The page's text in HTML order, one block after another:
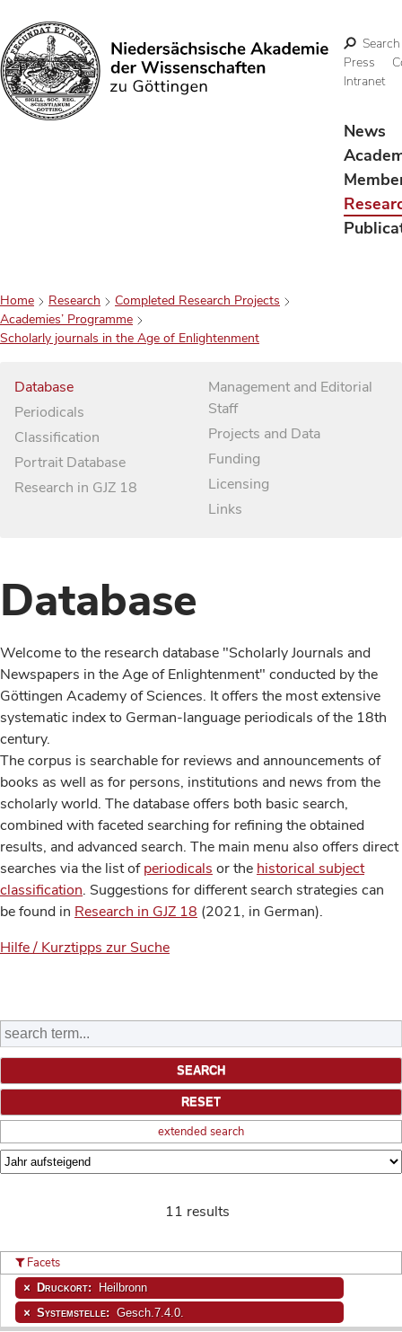
Search
Search
Press
Intranet
News
Home Research
Completed Research Projects
Academies’ Programme
Scholarly journals in the Age of Enlightenment
Database
Periodicals
Classification
Portrait Database
Research in GJZ 18
Management and Editorial
Staff
Projects and Data
Funding
Licensing
Links
Database
Welcome to the research database "Scholarly Journals and
Newspapers in the Age of Enlightenment" conducted by the
Göttingen Academy of Sciences. It offers the most extensive
systematic index to German-language periodicals of the 18th
century.
The corpus is searchable for reviews and announcements of
books as well as for persons, institutions and news from the
scholarly world. The database offers both basic search,
combined with faceted searching for refining the obtained
results, and advanced search. The main menu also offers direct
searches via the list ofperiodicals or the historical subject
classification. Suggestions for different search strategies can
be found in Research in GJZ 18 (2021, in German).
Hilfe / Kurztipps zur Suche
extended search
11 results
Facets
Druckort: Heilbronn
Systemstelle: Gesch.7.4.0.